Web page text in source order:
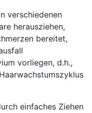
verschiedenen
herausziehen,
bereitet,
vorliegen, d.h.,
einfaches Ziehen